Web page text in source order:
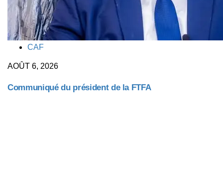
TAGSCAF
AOÛT 6, 2026
Communiqué du président de la FTFA